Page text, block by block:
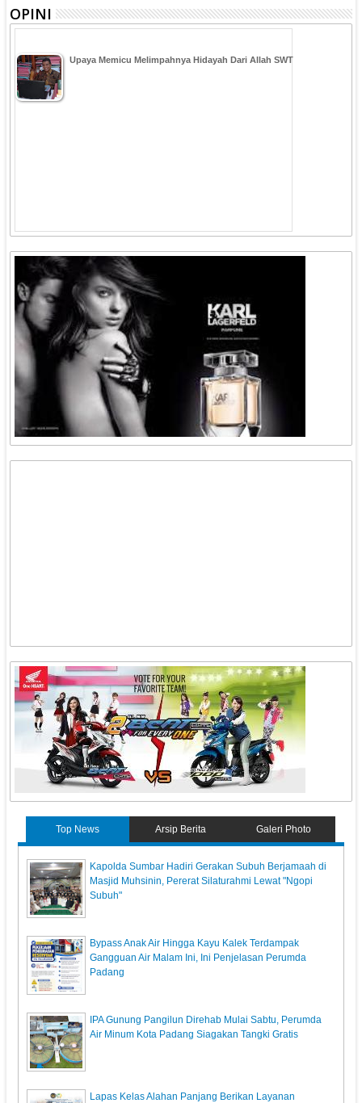
OPINI
Upaya Memicu Melimpahnya Hidayah Dari Allah SWT
Top News Arsip Berita Galeri Photo
Kapolda Sumbar Hadiri Gerakan Subuh Berjamaah di
Masjid Muhsinin, Pererat Silaturahmi Lewat "Ngopi
Subuh"
Bypass Anak Air Hingga Kayu Kalek Terdampak
Gangguan Air Malam Ini, Ini Penjelasan Perumda
Padang
IPA Gunung Pangilun Direhab Mulai Sabtu, Perumda
Air Minum Kota Padang Siagakan Tangki Gratis
Lapas Kelas Alahan Panjang Berikan Layanan